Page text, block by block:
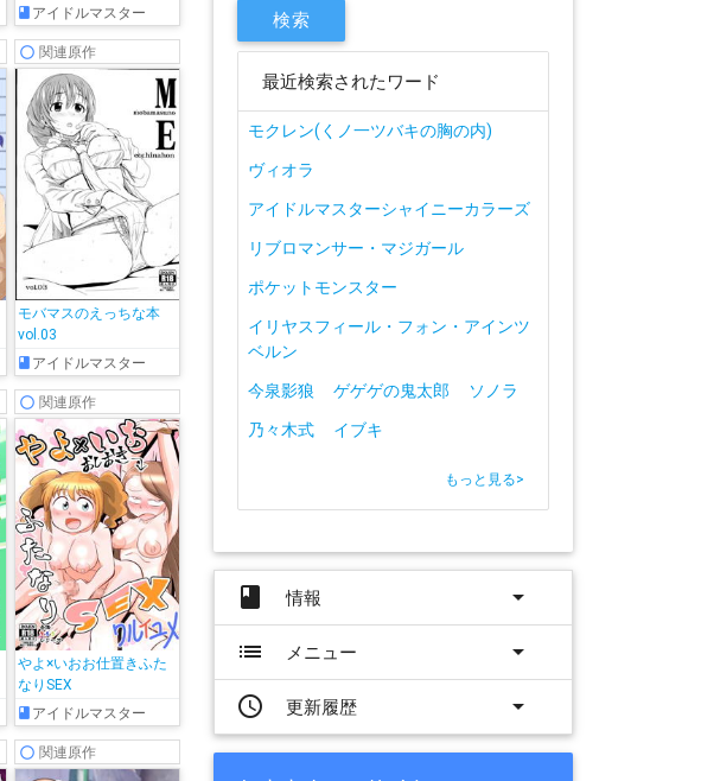
アイドルマスター
関連原作
モバマスのえっちな本
vol.03
アイドルマスター
関連原作
やよ×いおお仕置きふた
なりSEX
アイドルマスター
関連原作
最近検索されたワード
モクレン(くノ一ツバキの胸の内)
ヴィオラ
アイドルマスターシャイニーカラーズ
リブロマンサー・マジガール
ポケットモンスター
イリヤスフィール・フォン・アインツ
ベルン
今泉影狼
ゲゲゲの鬼太郎
ソノラ
乃々木式
イブキ
もっと見る>
book 情報
arrow_drop_down
list
メニュー
arrow_drop_down
access_time
更新履歴 arrow_drop_down